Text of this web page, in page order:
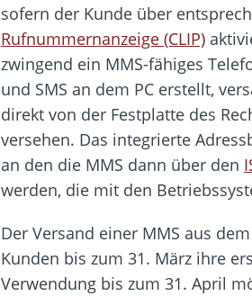
sofern der Kunde über
Rufnummernanzeige (CLIP)
zwingend ein MMS-fähiges
und SMS an dem PC erstellt,
direkt von der Festplatte des
versehen. Das integrierte
an den die MMS dann über den
werden, die mit den
Der Versand einer MMS aus
Kunden bis zum 31. März ihre
Verwendung bis zum 31. April